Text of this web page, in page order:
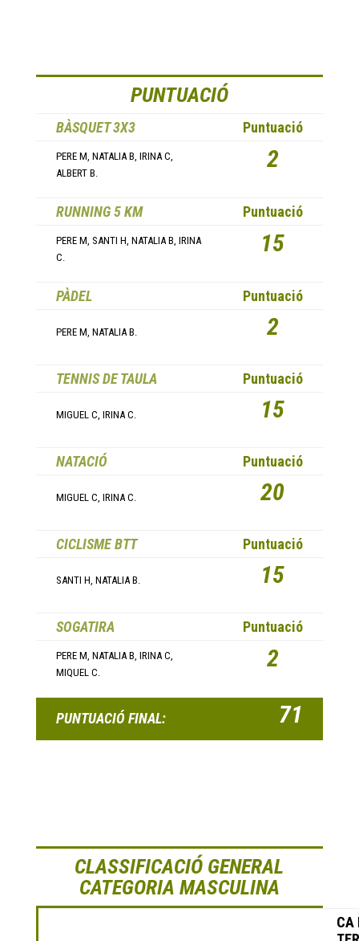
PUNTUACIÓ
BÀSQUET 3X3 Puntuació
PERE M, NATALIA B, IRINA C,
ALBERT B.
2
RUNNING 5 KM Puntuació
PERE M, SANTI H, NATALIA B, IRINA
C.
15
PÀDEL Puntuació
PERE M, NATALIA B. 2
TENNIS DE TAULA Puntuació
MIGUEL C, IRINA C. 15
NATACIÓ Puntuació
MIGUEL C, IRINA C. 20
CICLISME BTT Puntuació
SANTI H, NATALIA B. 15
SOGATIRA Puntuació
PERE M, NATALIA B, IRINA C,
MIQUEL C.
2
PUNTUACIÓ FINAL: 71
CLASSIFICACIÓ GENERAL
CATEGORIA MASCULINA
CA